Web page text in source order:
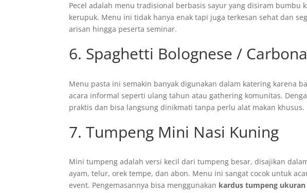
Pecel adalah menu tradisional berbasis sayur yang disiram bumbu
kerupuk. Menu ini tidak hanya enak tapi juga terkesan sehat dan
arisan hingga peserta seminar.
6. Spaghetti Bolognese /
Menu pasta ini semakin banyak digunakan dalam katering karena
acara informal seperti ulang tahun atau gathering komunitas.
praktis dan bisa langsung dinikmati tanpa perlu alat makan khusus.
7. Tumpeng Mini Nasi Kuning
Mini tumpeng adalah versi kecil dari tumpeng besar, disajikan
ayam, telur, orek tempe, dan abon. Menu ini sangat cocok untuk
event. Pengemasannya bisa menggunakan kardus tumpeng